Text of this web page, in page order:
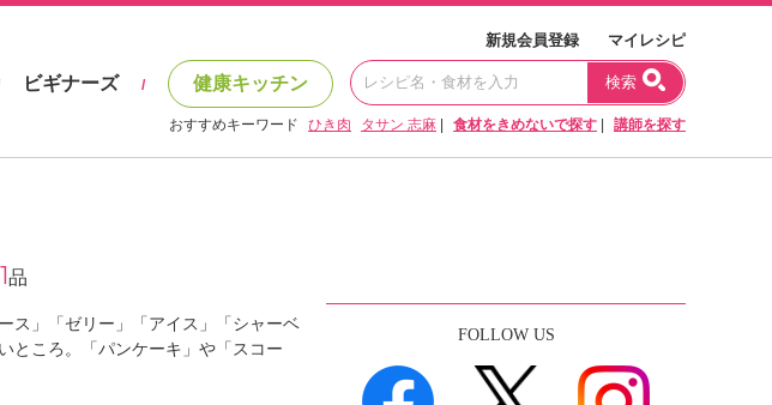
新規会員登録 マイレシピ
ビギナーズ / 健康キッチン 検索
おすすめキーワード ひき肉 タサン 志麻 食材をきめないで探す 講師を探す
品
ス」「ゼリー」「アイス」「シャーベ
ところ。「パンケーキ」や「スコー
FOLLOW US